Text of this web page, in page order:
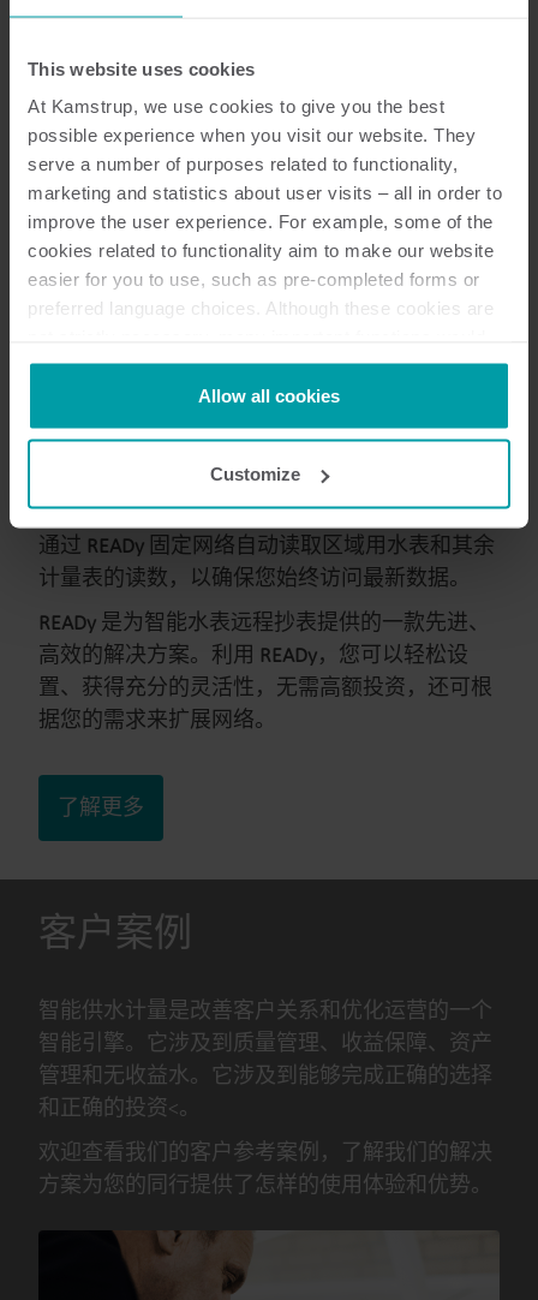
This website uses cookies
At Kamstrup, we use cookies to give you the best
possible experience when you visit our website. They
serve a number of purposes related to functionality,
marketing and statistics about user visits – all in order to
improve the user experience. For example, some of the
cookies related to functionality aim to make our website
easier for you to use, such as pre-completed forms or
preferred language choices. Although these cookies are
not be available without them.
Kamstrup makes use of third-party cookies. A third-party
cookie is installed by someone other than us, such as
analysis programmes.
You can at any time change or withdraw your consent
from the Cookie Declarationhere.
Allow all cookies
Customize
利用 READy 可实现方便简单
的远程抄表
通过 READy 固定网络自动读取区域用水表和其余
计量表的读数，以确保您始终访问最新数据。
READy 是为智能水表远程抄表提供的一款先进、
高效的解决方案。利用 READy，您可以轻松设
置、获得充分的灵活性，无需高额投资，还可根
据您的需求来扩展网络。
了解更多
客户案例
智能供水计量是改善客户关系和优化运营的一个
智能引擎。它涉及到质量管理、收益保障、资产
管理和无收益水。它涉及到能够完成正确的选择
和正确的投资<。
欢迎查看我们的客户参考案例，了解我们的解决
方案为您的同行提供了怎样的使用体验和优势。